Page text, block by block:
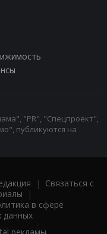
"PR", "Спецпроект",
публикуются на
| Связаться с
|
в сфере
данных